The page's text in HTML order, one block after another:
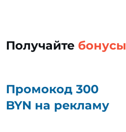
Получайте бонусы
Промокод 300
BYN на рекламу